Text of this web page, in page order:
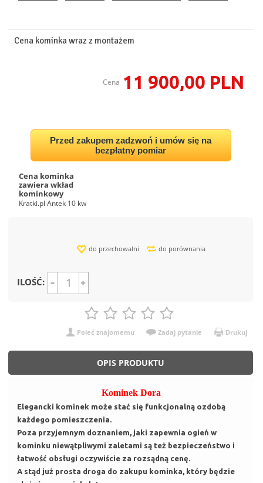
Cena kominka wraz z montażem
Cena 11 900,00 PLN
Przed zakupem zadzwoń i umów się na
bezpłatny pomiar
Cena kominka
zawiera wkład
kominkowy
Kratki.pl Antek 10 kw
do przechowalni do porównania
ILOŚĆ:
Poleć znajomemu Zadaj pytanie Drukuj
OPIS PRODUKTU
Kominek Dora
Elegancki kominek może stać się funkcjonalną ozdobą
każdego pomieszczenia.
Poza przyjemnym doznaniem, jaki zapewnia ogień w
kominku niewątpliwymi zaletami są też bezpieczeństwo i
łatwość obsługi oczywiście za rozsądną cenę.
A stąd już prosta droga do zakupu kominka, który będzie